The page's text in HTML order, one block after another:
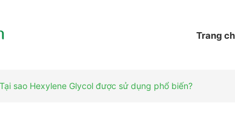
Trang
Tại sao Hexylene Glycol được sử dụng phổ biến?